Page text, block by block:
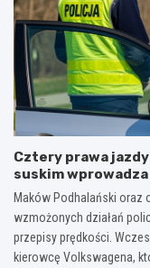
Cztery prawa
suskim
drogowych!
Maków Podhalański oraz
wzmożonych działań
przepisy prędkości.
kierowcę Volkswagena,